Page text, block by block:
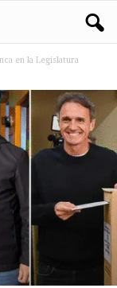
en la Legislatura